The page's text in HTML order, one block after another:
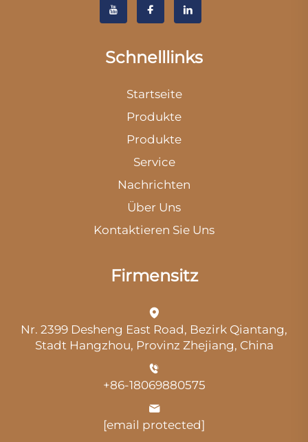
Schnelllinks
Startseite
Produkte
Produkte
Service
Nachrichten
Über Uns
Kontaktieren Sie Uns
Firmensitz
Nr. 2399 Desheng East Road, Bezirk Qiantang,
Stadt Hangzhou, Provinz Zhejiang, China
+86-18069880575
[email protected]